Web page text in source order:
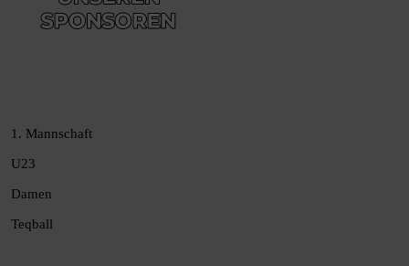
1. Mannschaft
U23
Damen
Teqball